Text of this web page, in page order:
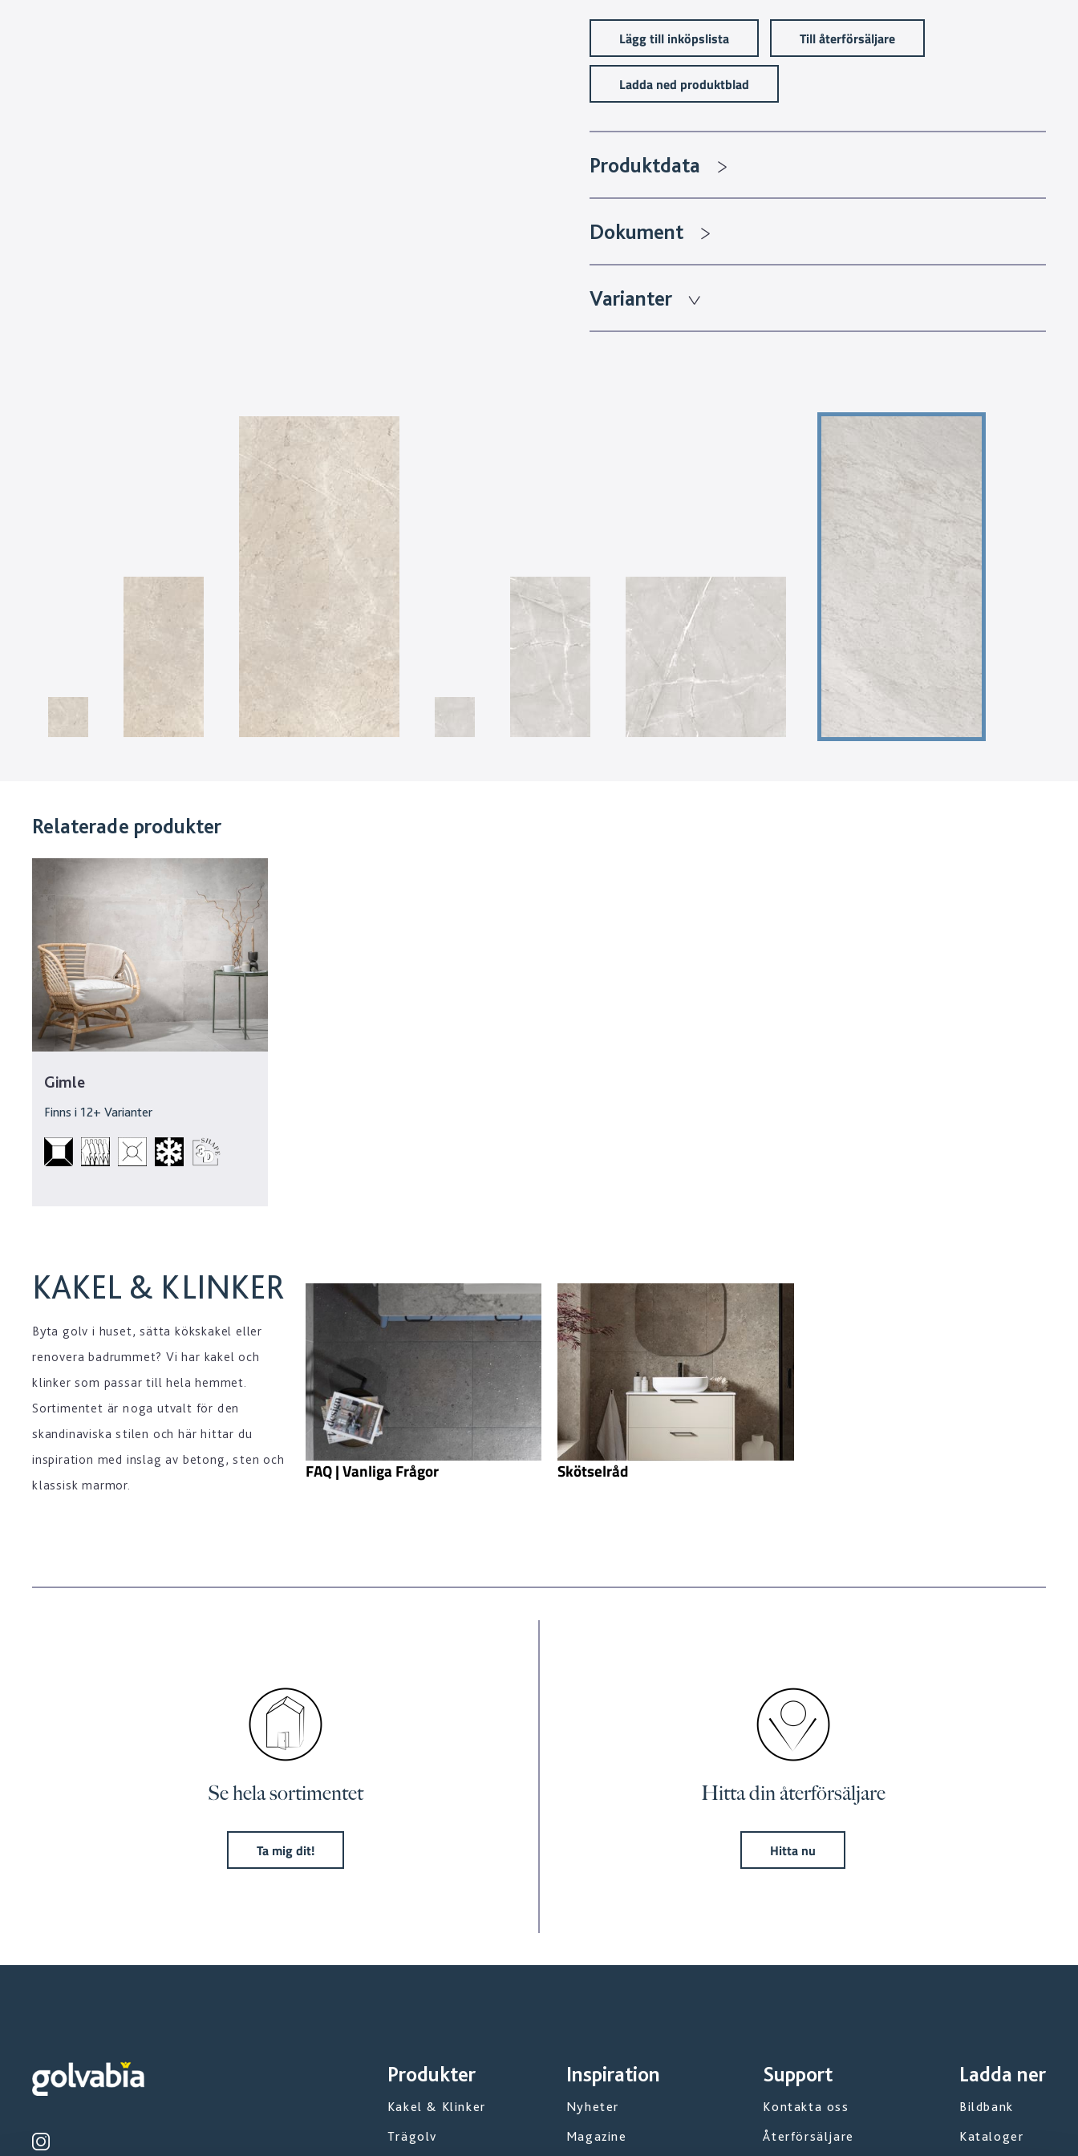
Lägg till inköpslista Till återförsäljare
Ladda ned produktblad
Produktdata
Dokument
Varianter
Relaterade produkter
Gimle
Finns i 12+ Varianter
KAKEL & KLINKER
Byta golv i huset, sätta kökskakel eller
renovera badrummet? Vi har kakel och
klinker som passar till hela hemmet.
Sortimentet är noga utvalt för den
skandinaviska stilen och här hittar du
inspiration med inslag av betong, sten och
klassisk marmor.
FAQ | Vanliga Frågor Skötselråd
Se hela sortimentet
Ta mig dit!
Hitta din återförsäljare
Hitta nu
Produkter
Kakel & Klinker
Trägolv
Inspiration
Nyheter
Magazine
Support
Kontakta oss
Återförsäljare
Ladda ner
Bildbank
Kataloger